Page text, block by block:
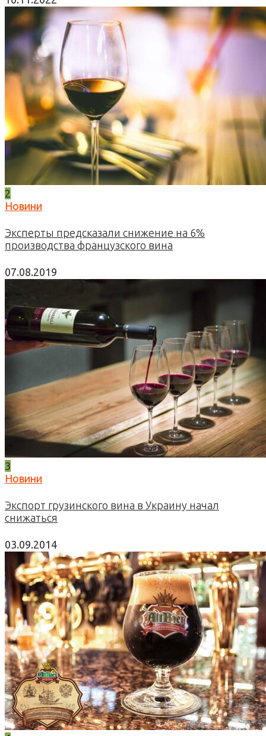
2
Новини
Эксперты предсказали снижение на 6%
производства французского вина
07.08.2019
3
Новини
Экспорт грузинского вина в Украину начал
снижаться
03.09.2014